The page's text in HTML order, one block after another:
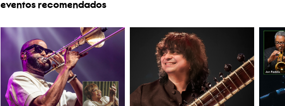
eventos recomendados